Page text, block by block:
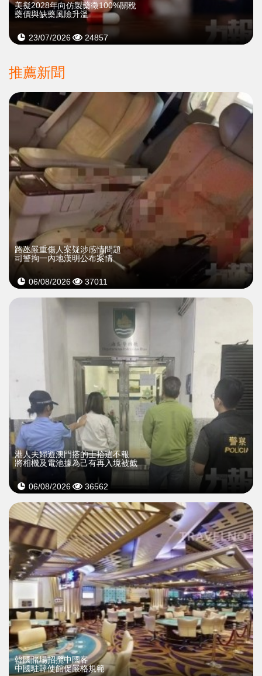
美擬2028年向仿製藥徵100%關稅
藥價與缺藥風險升溫
23/07/2026 24857
推薦新聞
​路氹嚴重傷人案疑涉感情問題
司警拘一內地漢明公布案情
06/08/2026 37011
​港人夫婦遊澳門搭的士拾遺不報
將相機及電池據為己有再入境被截
06/08/2026 36562
韓國賭場招攬中國客
中國駐韓使館促嚴格規範